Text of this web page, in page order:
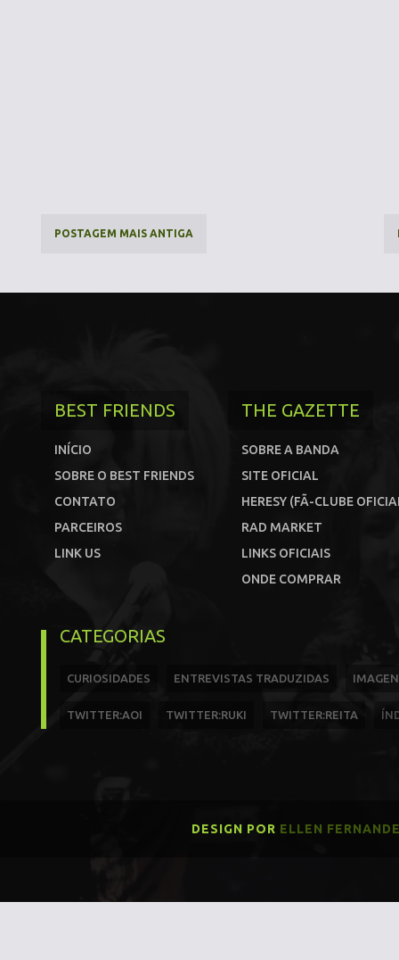
POSTAGEM MAIS ANTIGA
BEST FRIENDS
INÍCIO
SOBRE O BEST FRIENDS
CONTATO
PARCEIROS
LINK US
THE GAZETTE
SOBRE A BANDA
SITE OFICIAL
HERESY (FÃ-CLUBE
RAD MARKET
LINKS OFICIAIS
ONDE COMPRAR
CATEGORIAS
CURIOSIDADES ENTREVISTAS TRADUZIDAS
TWITTER:AOI TWITTER:RUKI TWITTER:REITA
DESIGN POR ELLEN